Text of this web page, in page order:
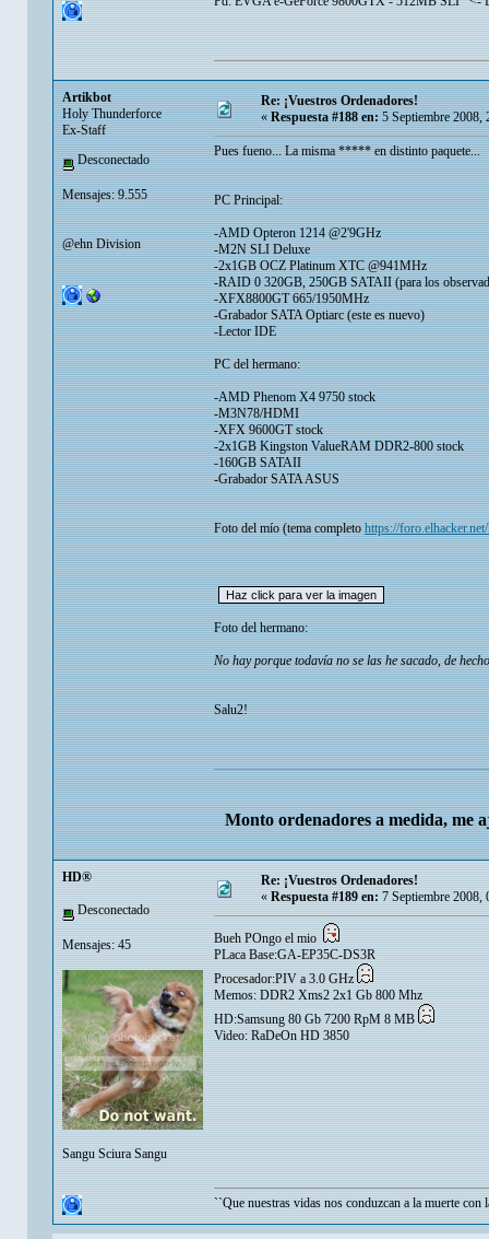
Artikbot
Holy Thunderforce
Ex-Staff
Desconectado
Mensajes: 9.555
@ehn Division
Re: ¡Vuestros Ordenadores!
«Respuesta #188 en:5 Septiembre 2008,
Pues fueno... La misma ***** en distinto paquete...
PC Principal:
-AMD Opteron 1214 @2'9GHz
-M2N SLI Deluxe
-2x1GB OCZ Platinum XTC @941MHz
-RAID 0 320GB, 250GB SATAII (para los
-XFX8800GT 665/1950MHz
-Grabador SATA Optiarc (este es nuevo)
-Lector IDE
PC del hermano:
-AMD Phenom X4 9750 stock
-M3N78/HDMI
-XFX 9600GT stock
-2x1GB Kingston ValueRAM DDR2-800 stock
-160GB SATAII
-Grabador SATA ASUS
Foto del mío (tema completohttps://
Foto del hermano:
No hay porque todavía no se las he sacado, de
Salu2!
Monto ordenadores a medida, me
HD®
Desconectado
Mensajes: 45
Sangu Sciura Sangu
Re: ¡Vuestros Ordenadores!
« Respuesta #189 en: 7 Septiembre 2008,
Bueh POngo el mio
PLaca Base:GA-EP35C-DS3R
Procesador:PIV a 3.0 GHz
Memos: DDR2 Xms2 2x1 Gb 800 Mhz
HD:Samsung 80 Gb 7200 RpM 8 MB
Video: RaDeOn HD 3850
``Que nuestras vidas nos conduzcan a la muerte con